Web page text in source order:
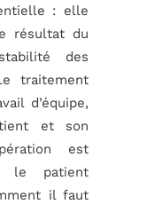
: elle
résultat du
des
traitement
d’équipe,
et son
est
le patient
il faut